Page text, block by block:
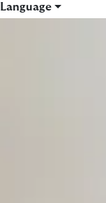
Language